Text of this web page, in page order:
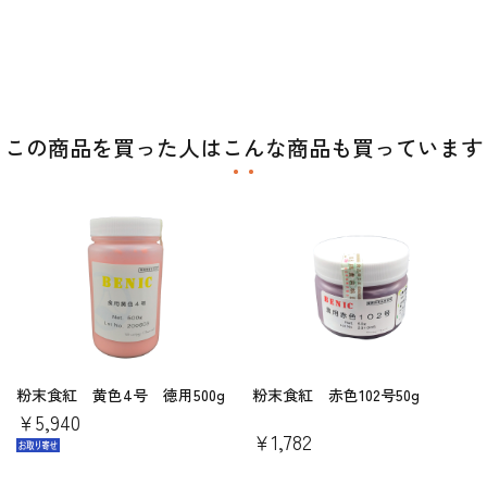
この商品を買った人はこんな商品も買っています
粉末食紅 黄色4号 徳用500g
￥5,940
粉末食紅 赤色102号50g
￥1,782